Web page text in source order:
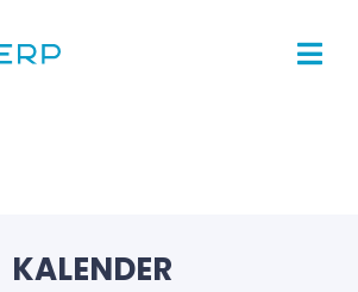
KALENDER